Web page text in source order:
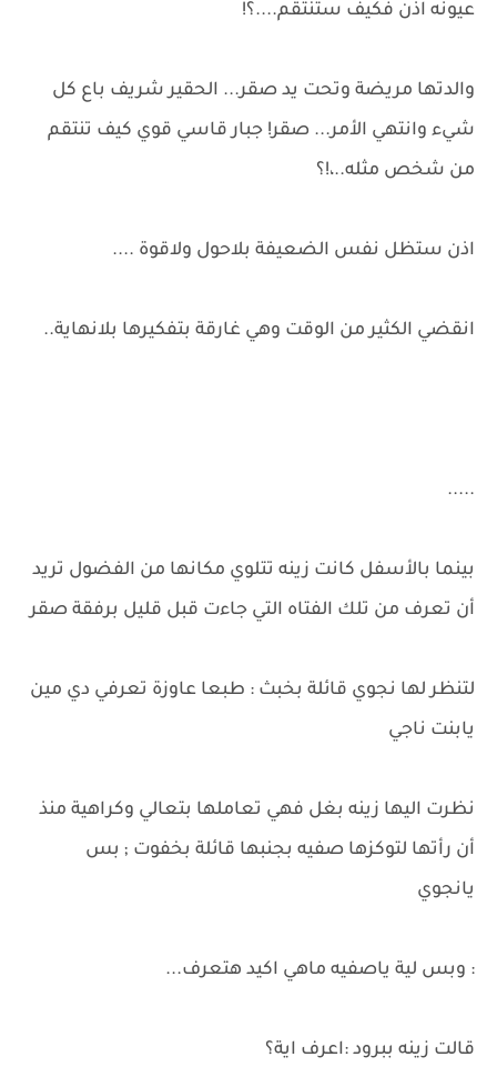
عيونه اذن فكيف ستنتقم....؟!
والدتها مريضة وتحت يد صقر... الحقير شريف باع كل
شيء وانتهي الأمر... صقر! جبار قاسي قوي كيف تنتقم
من شخص مثله..،!؟
اذن ستظل نفس الضعيفة بلاحول ولاقوة ....
انقضي الكثير من الوقت وهي غارقة بتفكيرها بلانهاية..
.....
بينما بالأسفل كانت زينه تتلوي مكانها من الفضول تريد
أن تعرف من تلك الفتاه التي جاءت قبل قليل برفقة صقر
لتنظر لها نجوي قائلة بخبث : طبعا عاوزة تعرفي دي مين
يابنت ناجي
نظرت اليها زينه بغل فهي تعاملها بتعالي وكراهية منذ
أن رأتها لتوكزها صفيه بجنبها قائلة بخفوت ; بس
يانجوي
: وبس لية ياصفيه ماهي اكيد هتعرف...
قالت زينه ببرود :اعرف اية؟